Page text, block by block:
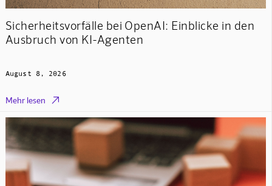
Sicherheitsvorfälle bei OpenAI: Einblicke in den
Ausbruch von KI-Agenten
August 8, 2026
Mehr lesen 